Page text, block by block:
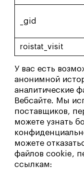
_gid
roistat_visit
У вас есть
анонимной
аналитические
Вебсайте. Мы
поставщиков,
можете узнать
можете
файлов cookie,
ссылкам: